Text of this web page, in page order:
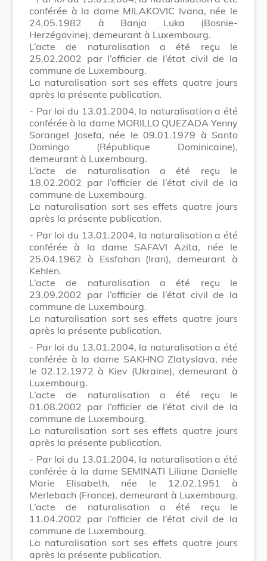
conférée à la dame MILAKOVIC Ivana, née le
24.05.1982 à Banja Luka (Bosnie-
Herzégovine), demeurant à Luxembourg.
L’acte de naturalisation a été reçu le
25.02.2002 par l’officier de l’état civil de la
commune de Luxembourg.
La naturalisation sort ses effets quatre jours
après la présente publication.
- Par loi du 13.01.2004, la naturalisation a été
conférée à la dame MORILLO QUEZADA Yenny
Sorangel Josefa, née le 09.01.1979 à Santo
Domingo (République Dominicaine),
demeurant à Luxembourg.
L’acte de naturalisation a été reçu le
18.02.2002 par l’officier de l’état civil de la
commune de Luxembourg.
La naturalisation sort ses effets quatre jours
après la présente publication.
- Par loi du 13.01.2004, la naturalisation a été
conférée à la dame SAFAVI Azita, née le
25.04.1962 à Essfahan (Iran), demeurant à
Kehlen.
L’acte de naturalisation a été reçu le
23.09.2002 par l’officier de l’état civil de la
commune de Luxembourg.
La naturalisation sort ses effets quatre jours
après la présente publication.
- Par loi du 13.01.2004, la naturalisation a été
conférée à la dame SAKHNO Zlatyslava, née
le 02.12.1972 à Kiev (Ukraine), demeurant à
Luxembourg.
L’acte de naturalisation a été reçu le
01.08.2002 par l’officier de l’état civil de la
commune de Luxembourg.
La naturalisation sort ses effets quatre jours
après la présente publication.
- Par loi du 13.01.2004, la naturalisation a été
conférée à la dame SEMINATI Liliane Danielle
Marie Elisabeth, née le 12.02.1951 à
Merlebach (France), demeurant à Luxembourg.
L’acte de naturalisation a été reçu le
11.04.2002 par l’officier de l’état civil de la
commune de Luxembourg.
La naturalisation sort ses effets quatre jours
après la présente publication.